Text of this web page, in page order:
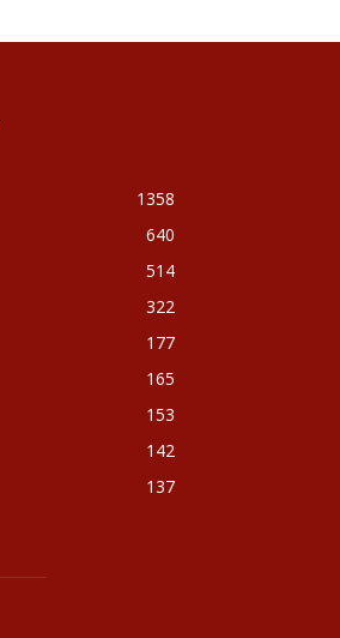
1358
640
514
322
177
165
153
142
137